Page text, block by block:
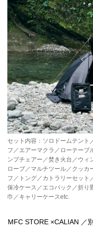
セット内容：ソロドームテント
フ／エアーマクラ／ローテーブ
ンプチェアー／焚き火台／ウィ
ローブ／マルチツール／クッカ
フ／トング／カトラリーセット
保冷ケース／エコバック／折り
巾／キャリーケースetc.
MFC STORE ×CALIAN